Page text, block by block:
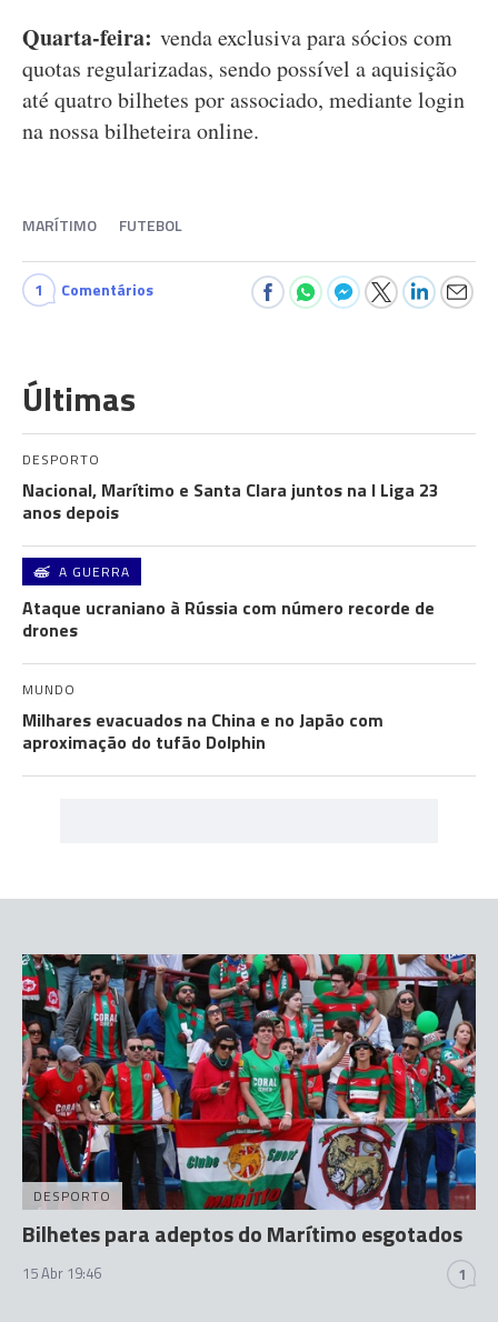
Quarta-feira: venda exclusiva para sócios com
quotas regularizadas, sendo possível a aquisição
até quatro bilhetes por associado, mediante login
na nossa bilheteira online.
MARÍTIMO FUTEBOL
1 Comentários
Últimas
DESPORTO
Nacional, Marítimo e Santa Clara juntos na I Liga 23
anos depois
A GUERRA
Ataque ucraniano à Rússia com número recorde de
drones
MUNDO
Milhares evacuados na China e no Japão com
aproximação do tufão Dolphin
DESPORTO
Bilhetes para adeptos do Marítimo esgotados
15 Abr 19:46 1